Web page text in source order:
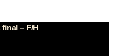
– F/H